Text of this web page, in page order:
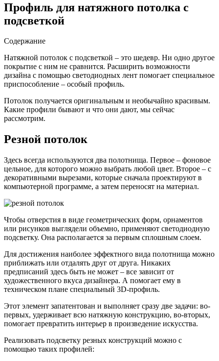
Профиль для натяжного потолка с
подсветкой
Содержание
Натяжной потолок с подсветкой – это шедевр. Ни одно другое
покрытие с ним не сравнится. Расширить возможности
дизайна с помощью светодиодных лент помогает специальное
приспособление – особый профиль.
Потолок получается оригинальным и необычайно красивым.
Какие профили бывают и что они дают, мы сейчас
рассмотрим.
Резной потолок
Здесь всегда используются два полотнища. Первое – фоновое
цельное, для которого можно выбрать любой цвет. Второе – с
декоративными вырезами, которые сначала проектируют в
компьютерной программе, а затем переносят на материал.
Чтобы отверстия в виде геометрических форм, орнаментов
или рисунков выглядели объемно, применяют светодиодную
подсветку. Она располагается за первым сплошным слоем.
Для достижения наиболее эффектного вида полотнища можно
приближать или отдалять друг от друга. Никаких
предписаний здесь быть не может – все зависит от
художественного вкуса дизайнера. А помогает ему в
техническом плане специальный 3D-профиль.
Этот элемент запатентован и выполняет сразу две задачи: во-
первых, удерживает всю натяжную конструкцию, во-вторых,
помогает превратить интерьер в произведение искусства.
Реализовать подсветку резных конструкций можно с
помощью таких профилей: